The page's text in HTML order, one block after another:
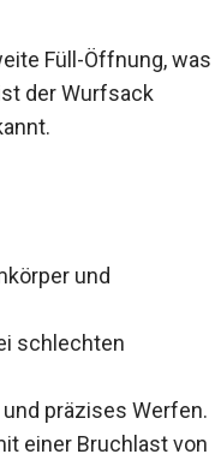
Füll-Öffnung, was
der Wurfsack
und
schlechten
präzises Werfen.
einer Bruchlast von